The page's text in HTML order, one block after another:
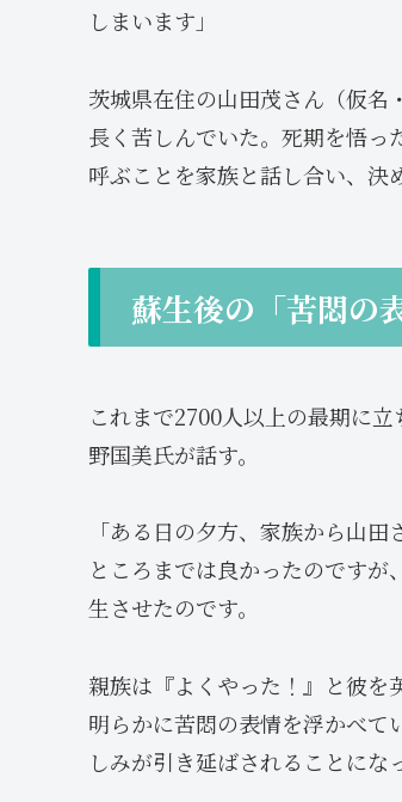
しまいます」
茨城県在住の山田茂さん（仮名
長く苦しんでいた。死期を悟っ
呼ぶことを家族と話し合い、決
蘇生後の「苦悶の
これまで2700人以上の最期に立
野国美氏が話す。
「ある日の夕方、家族から山
ところまでは良かったのです
生させたのです。
親族は『よくやった！』と彼を
明らかに苦悶の表情を浮かべて
しみが引き延ばされることにな